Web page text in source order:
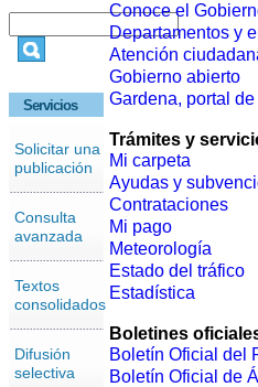
Servicios
Solicitar una
publicación
Consulta
avanzada
Textos
consolidados
Difusión
selectiva
Conoce el
Departamentos y
Atención
Gobierno abierto
Gardena, portal
Trámites y
Mi carpeta
Ayudas y
Contrataciones
Mi pago
Meteorología
Estado del tráfico
Estadística
Boletines
Boletín Oficial del
Boletín Oficial de